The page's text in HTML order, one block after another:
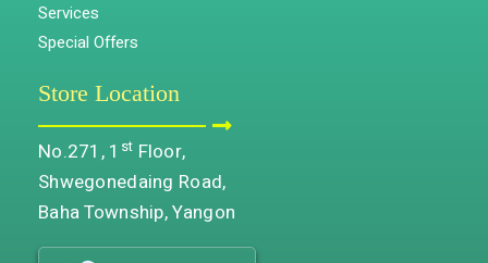
Services
Special Offers
Store Location
No.271, 1 st Floor,
Shwegonedaing Road,
Baha Township, Yangon